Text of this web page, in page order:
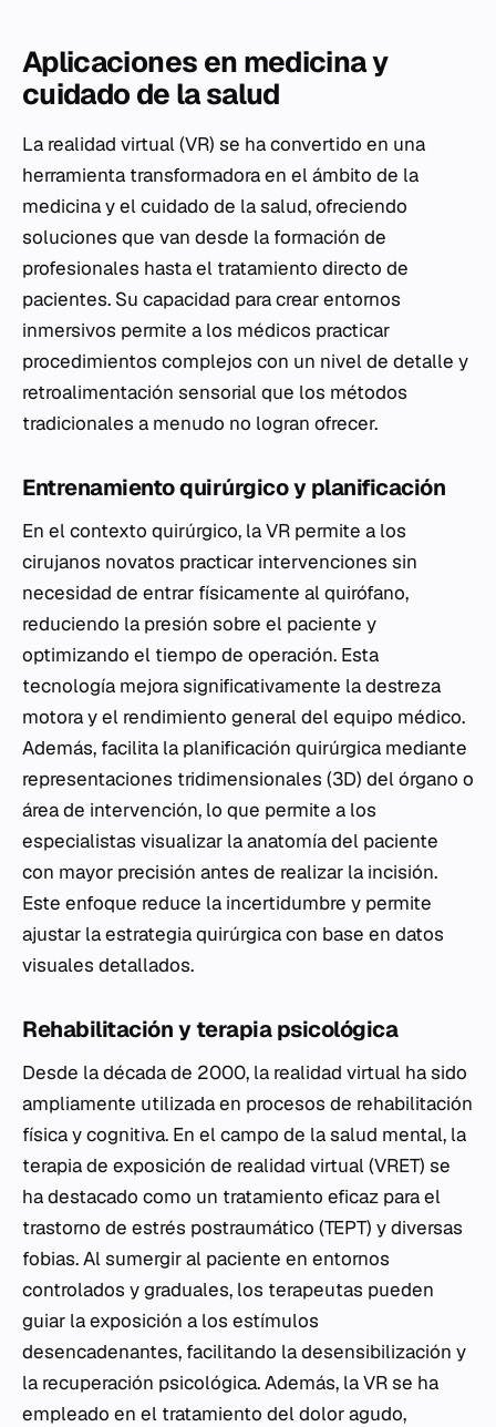
Aplicaciones en medicina y
cuidado de la salud
La realidad virtual (VR) se ha convertido en una
herramienta transformadora en el ámbito de la
medicina y el cuidado de la salud, ofreciendo
soluciones que van desde la formación de
profesionales hasta el tratamiento directo de
pacientes. Su capacidad para crear entornos
inmersivos permite a los médicos practicar
procedimientos complejos con un nivel de detalle y
retroalimentación sensorial que los métodos
tradicionales a menudo no logran ofrecer.
Entrenamiento quirúrgico y planificación
En el contexto quirúrgico, la VR permite a los
cirujanos novatos practicar intervenciones sin
necesidad de entrar físicamente al quirófano,
reduciendo la presión sobre el paciente y
optimizando el tiempo de operación. Esta
tecnología mejora significativamente la destreza
motora y el rendimiento general del equipo médico.
Además, facilita la planificación quirúrgica mediante
representaciones tridimensionales (3D) del órgano o
área de intervención, lo que permite a los
especialistas visualizar la anatomía del paciente
con mayor precisión antes de realizar la incisión.
Este enfoque reduce la incertidumbre y permite
ajustar la estrategia quirúrgica con base en datos
visuales detallados.
Rehabilitación y terapia psicológica
Desde la década de 2000, la realidad virtual ha sido
ampliamente utilizada en procesos de rehabilitación
física y cognitiva. En el campo de la salud mental, la
terapia de exposición de realidad virtual (VRET) se
ha destacado como un tratamiento eficaz para el
trastorno de estrés postraumático (TEPT) y diversas
fobias. Al sumergir al paciente en entornos
controlados y graduales, los terapeutas pueden
guiar la exposición a los estímulos
desencadenantes, facilitando la desensibilización y
la recuperación psicológica. Además, la VR se ha
empleado en el tratamiento del dolor agudo,